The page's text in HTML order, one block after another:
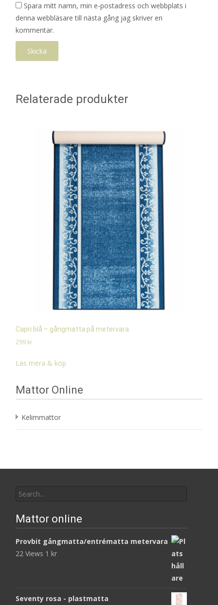
Spara mitt namn, min e-postadress och webbplats i
denna webbläsare till nästa gång jag skriver en
kommentar.
Relaterade produkter
Capri blå – gångmatta på metervara
299 kr
Läs mera & köp
Mattor Online
Kelimmattor
for:
Mattor online
Provbit gångmatta/entrématta metervara
22 Views 1 kr
Seventy rosa - plastmatta